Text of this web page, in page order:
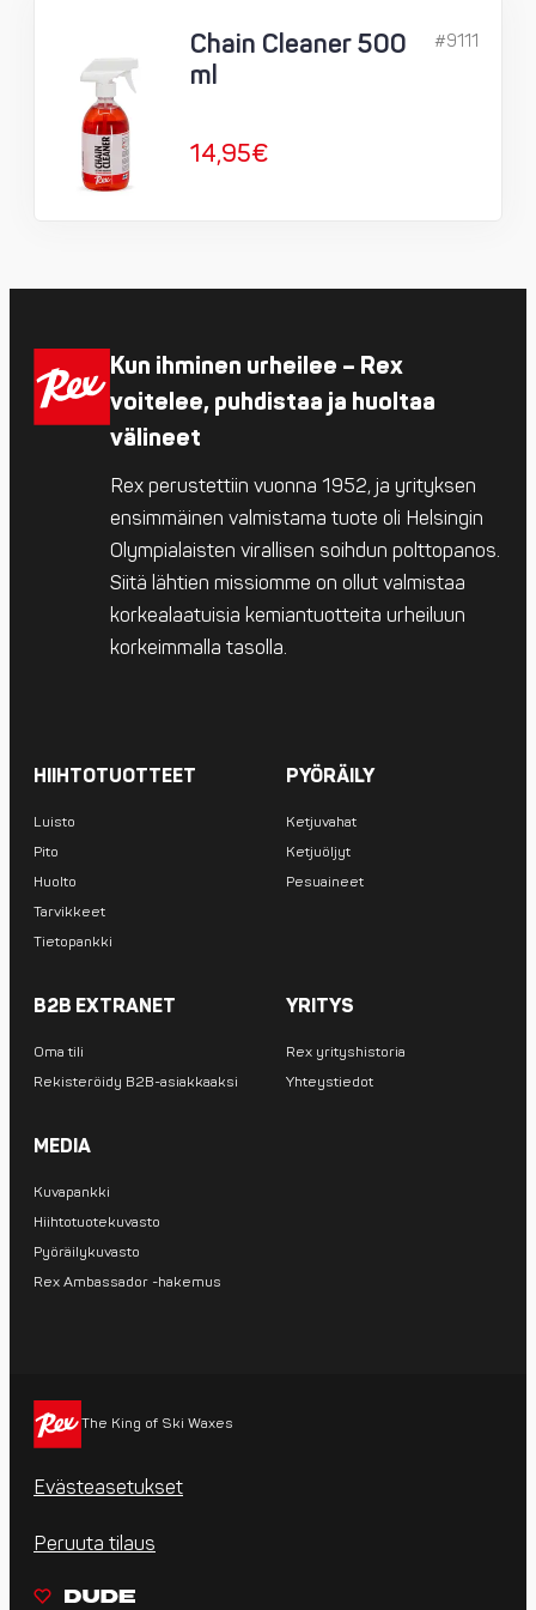
Chain Cleaner 500
ml
#9111
14,95€
Kun ihminen urheilee – Rex
voitelee, puhdistaa ja huoltaa
välineet
Rex perustettiin vuonna 1952, ja yrityksen
ensimmäinen valmistama tuote oli Helsingin
Olympialaisten virallisen soihdun polttopanos.
Siitä lähtien missiomme on ollut valmistaa
korkealaatuisia kemiantuotteita urheiluun
korkeimmalla tasolla.
HIIHTOTUOTTEET
Luisto
Pito
Huolto
Tarvikkeet
Tietopankki
PYÖRÄILY
Ketjuvahat
Ketjuöljyt
Pesuaineet
B2B EXTRANET
Oma tili
Rekisteröidy B2B-asiakkaaksi
YRITYS
Rex yrityshistoria
Yhteystiedot
MEDIA
Kuvapankki
Hiihtotuotekuvasto
Pyöräilykuvasto
Rex Ambassador -hakemus
The King of Ski Waxes
Evästeasetukset
Peruuta tilaus